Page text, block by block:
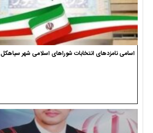
اسامی نامزدهای انتخابات شوراهای اسلامی شهر سیاهکل